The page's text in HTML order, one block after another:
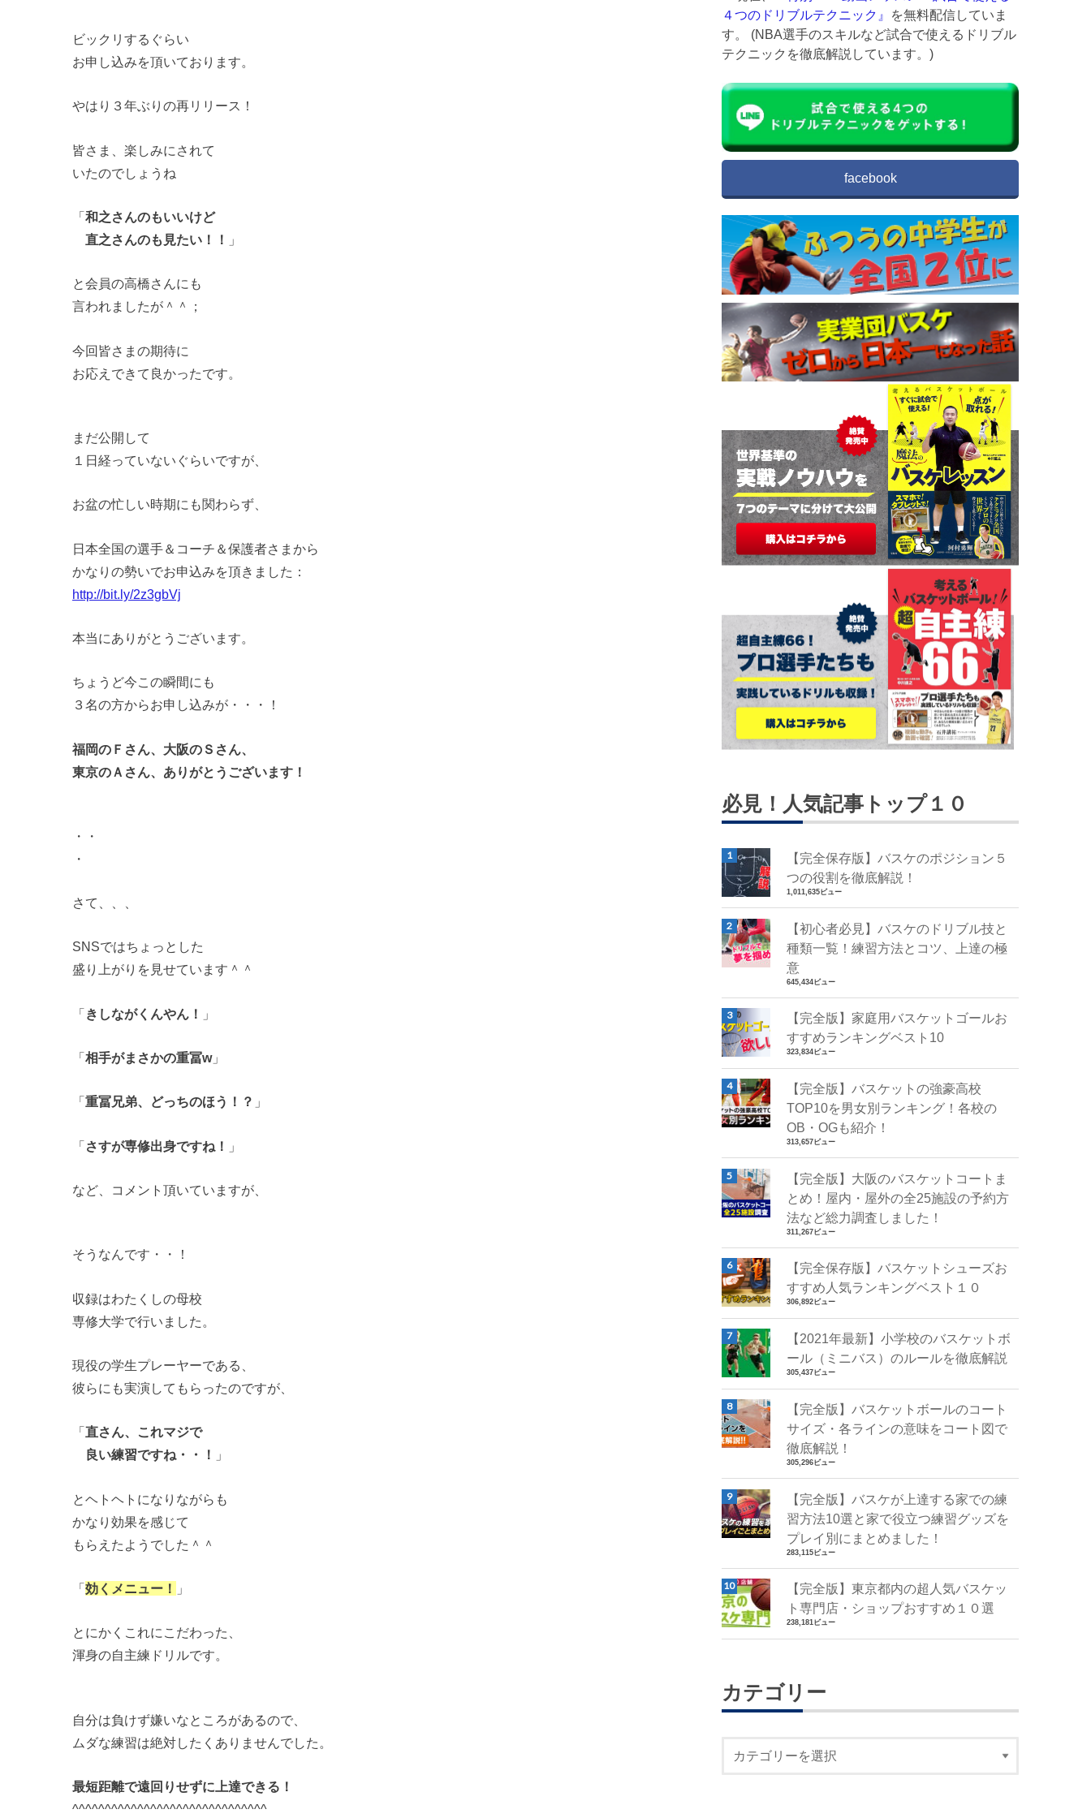
ビックリするぐらい
お申し込みを頂いております。
やはり３年ぶりの再リリース！
皆さま、楽しみにされて
いたのでしょうね
「和之さんのもいいけど
直之さんのも見たい！！
」
と会員の高橋さんにも
言われましたが＾＾；
今回皆さまの期待に
お応えできて良かったです。
まだ公開して
１日経っていないぐらいですが、
お盆の忙しい時期にも関わらず、
日本全国の選手＆コーチ＆保護者さまから
かなりの勢いでお申込みを頂きました：
http://bit.ly/2z3gbVj
本当にありがとうございます。
ちょうど今この瞬間にも
３名の方からお申し込みが・・・！
福岡のＦさん、大阪のＳさん、
東京のＡさん、ありがとうございます！
・・
・
さて、、、
SNSではちょっとした
盛り上がりを見せています＾＾
「きしながくんやん！ 」
「相手がまさかの重冨w」
「 重冨兄弟、どっちのほう！？ 」
「さすが専修出身ですね！ 」
など、コメント頂いていますが、
そうなんです・・！
収録はわたくしの母校
専修大学で行いました。
現役の学生プレーヤーである、
彼らにも実演してもらったのですが、
「 直さん、これマジで
良い練習ですね・・！
」
とヘトヘトになりながらも
かなり効果を感じて
もらえたようでした＾＾
「効くメニュー！ 」
とにかくこれにこだわった、
渾身の自主練ドリルです。
自分は負けず嫌いなところがあるので、
ムダな練習は絶対したくありませんでした。
最短距離で遠回りせずに上達できる！
^^^^^^^^^^^^^^^^^^^^^^^^^^^^^^
４つのドリブルテクニック』
を無料配信していま
す。 (NBA選手のスキルなど試合で使えるドリブル
テクニックを徹底解説しています。)
facebook
必見！人気記事トップ１０
【完全保存版】バスケのポジション５
つの役割を徹底解説！
1,011,635ビュー
【初心者必見】バスケのドリブル技と
種類一覧！練習方法とコツ、上達の極
意
645,434ビュー
【完全版】家庭用バスケットゴールお
すすめランキングベスト10
323,834ビュー
【完全版】バスケットの強豪高校
TOP10を男女別ランキング！各校の
OB・OGも紹介！
313,657ビュー
【完全版】大阪のバスケットコートま
とめ！屋内・屋外の全25施設の予約方
法など総力調査しました！
311,267ビュー
【完全保存版】バスケットシューズお
すすめ人気ランキングベスト１０
306,892ビュー
【2021年最新】小学校のバスケットボ
ール（ミニバス）のルールを徹底解説
305,437ビュー
【完全版】バスケットボールのコート
サイズ・各ラインの意味をコート図で
徹底解説！
305,296ビュー
【完全版】バスケが上達する家での練
習方法10選と家で役立つ練習グッズを
プレイ別にまとめました！
283,115ビュー
【完全版】東京都内の超人気バスケッ
ト専門店・ショップおすすめ１０選
238,181ビュー
カテゴリー